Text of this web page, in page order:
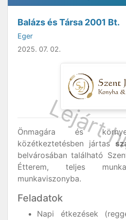
Balázs és Társa 2001 Bt.
Eger
2025. 07. 02.
Önmagára és
közétkeztetésben jártas
belvárosában található
Étterem, teljes
munkaviszonyba.
Feladatok
Napi étkezések